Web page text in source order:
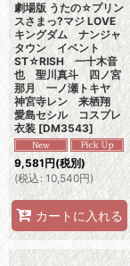
劇場版 うたの☆プリン
スさまっ?マジ LOVE
キングダム ナンジャ
タウン イベント
ST☆RISH 一十木音
也 聖川真斗 四ノ宮
那月 一ノ瀬トキヤ
神宮寺レン 来栖翔
愛島セシル コスプレ
衣装 [DM3543]
9,581円(税別)
(税込 : 10,540円)
カートに入れる